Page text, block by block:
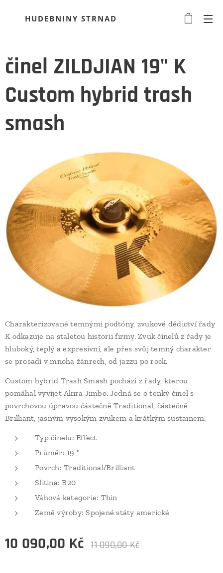
HUDEBNINY STRNAD
činel ZILDJIAN 19" K
Custom hybrid trash
smash
Charakterizované temnými podtóny, zvukové dědictví řady
K odkazuje na staletou historii firmy. Zvuk činelů z řady je
hluboký, teplý a expresivní, ale přes svůj temný charakter
se prosadí v mnoha žánrech, od jazzu po rock.
Custom hybrid Trash Smash pochází z řady, kterou
pomáhal vyvíjet Akira Jimbo. Jedná se o tenký činel s
povrchovou úpravou částečně Traditional, částečně
Brilliant, jasným vysokým zvukem a krátkým sustainem.
Typ činelu: Effect
Průměr: 19 "
Povrch: Traditional/Brilliant
Slitina: B20
Váhová kategorie: Thin
Země výroby: Spojené státy americké
10 090,00 Kč 11 090,00Kč